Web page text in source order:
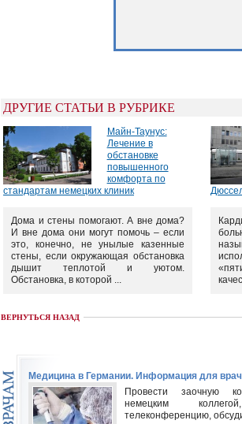
ДРУГИЕ СТАТЬИ В РУБРИКЕ
Майн-Таунус:
Лечение в
обстановке
повышенного
комфорта по
стандартам немецких клиник
Дома и стены помогают. А вне дома?
И вне дома они могут помочь – если
это, конечно, не унылые казенные
стены, если окружающая обстановка
дышит теплотой и уютом.
Обстановка, в которой ...
ВЕРНУТЬСЯ НАЗАД
Медицина в Германии. Информация для
Провести заочную
немецким
телеконференцию,